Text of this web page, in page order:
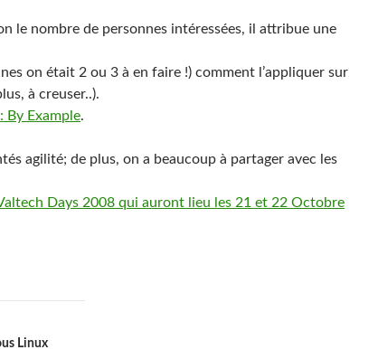
le nombre de personnes intéressées, il attribue une
on était 2 ou 3 à en faire !) comment l’appliquer sur
à creuser..).
By Example.
agilité; de plus, on a beaucoup à partager avec les
Days 2008 qui auront lieu les 21 et 22 Octobre
Linux